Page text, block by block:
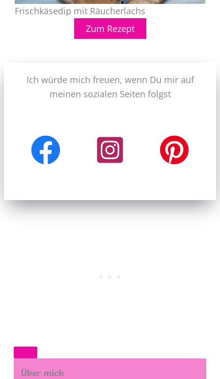
Frischkäsedip mit Räucherlachs
Zum Rezept
Ich würde mich freuen, wenn Du mir auf
meinen sozialen Seiten folgst
Über mich